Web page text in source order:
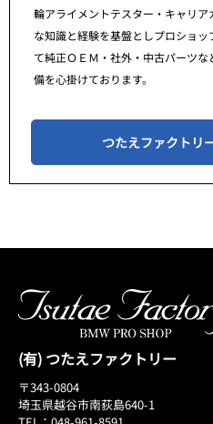
輪アライメントテスター・キャリ
な知識と経験を基盤としプロショ
て純正ＯＥＭ・社外・中古パーツ
備を心掛けております。
つたえファクトリ
(有) つたえファクトリー
〒343-0804
埼玉県越谷市南荻島640-1